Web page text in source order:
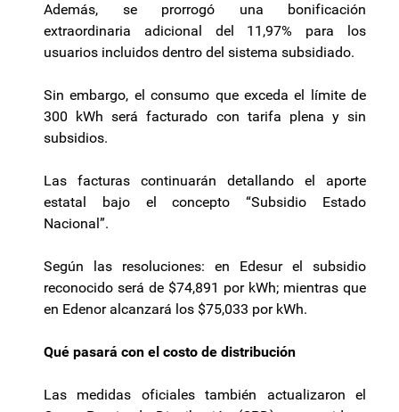
Además, se prorrogó una bonificación
extraordinaria adicional del 11,97% para los
usuarios incluidos dentro del sistema subsidiado.
Sin embargo, el consumo que exceda el límite de
300 kWh será facturado con tarifa plena y sin
subsidios.
Las facturas continuarán detallando el aporte
estatal bajo el concepto “Subsidio Estado
Nacional”.
Según las resoluciones: en Edesur el subsidio
reconocido será de $74,891 por kWh; mientras que
en Edenor alcanzará los $75,033 por kWh.
Qué pasará con el costo de distribución
Las medidas oficiales también actualizaron el